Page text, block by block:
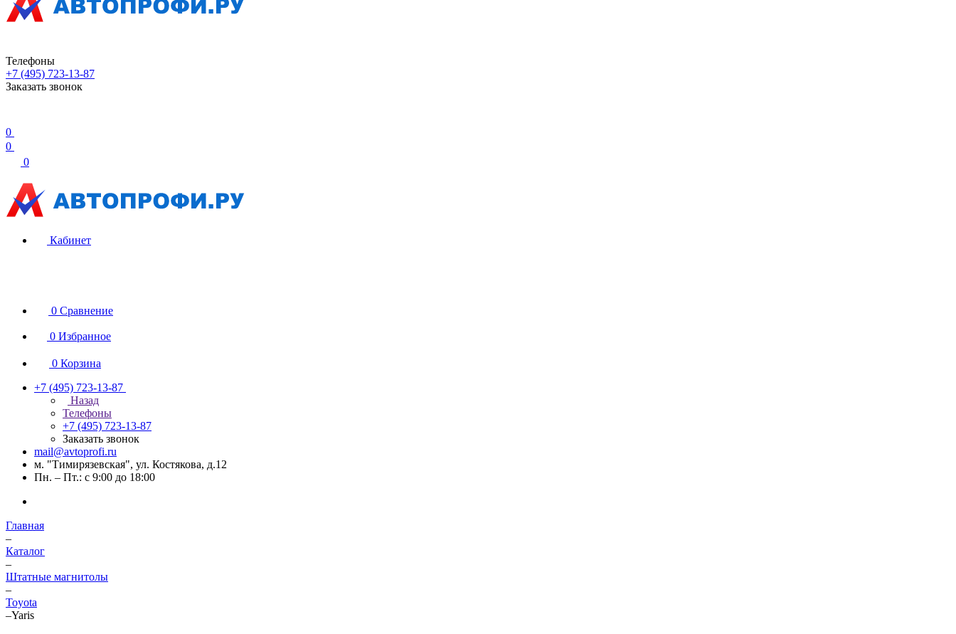
Телефоны
+7 (495) 723-13-87
Заказать звонок
0
0
0
Кабинет
0 Сравнение
0 Избранное
0 Корзина
+7 (495) 723-13-87
Назад
Телефоны
+7 (495) 723-13-87
Заказать звонок
mail@avtoprofi.ru
м. "Тимирязевская", ул. Костякова, д.12
Пн. – Пт.: с 9:00 до 18:00
Главная
–
Каталог
–
Штатные магнитолы
–
Toyota
–Yaris